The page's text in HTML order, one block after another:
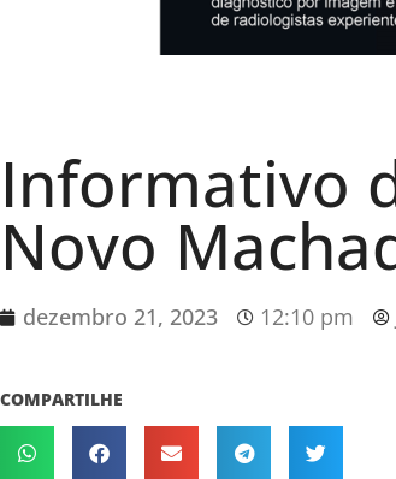
Informativo
Novo
dezembro 21, 2023 12:10 pm
COMPARTILHE